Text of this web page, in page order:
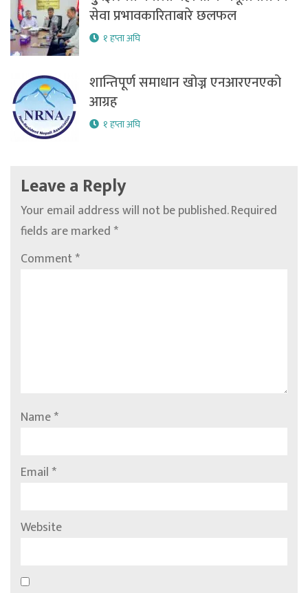
सेवा प्रभावकारिताबारे छलफल
१ हप्ता अघि
शान्तिपूर्ण समाधान खोज्न एनआरएनएको
आग्रह
१ हप्ता अघि
Leave a Reply
Your email address will not be published.Required
fields are marked*
Comment*
Name*
Email*
Website